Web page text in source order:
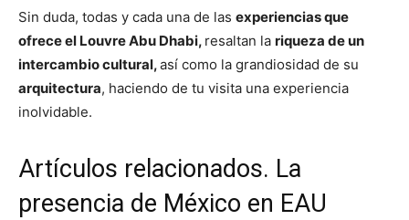
Sin duda, todas y cada una de las experiencias que
ofrece el Louvre Abu Dhabi, resaltan la riqueza de un
intercambio cultural,así como la grandiosidad de su
arquitectura, haciendo de tu visita una experiencia
inolvidable.
Artículos relacionados. La
presencia de México en EAU